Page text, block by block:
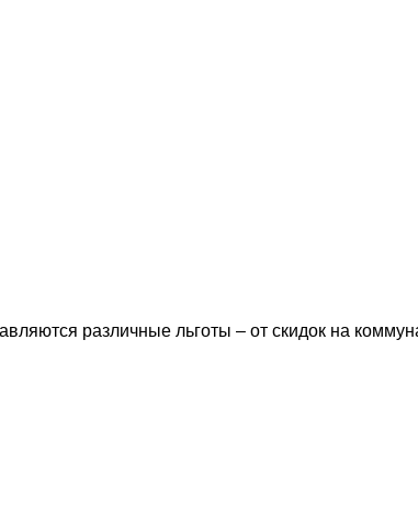
различные льготы – от скидок на